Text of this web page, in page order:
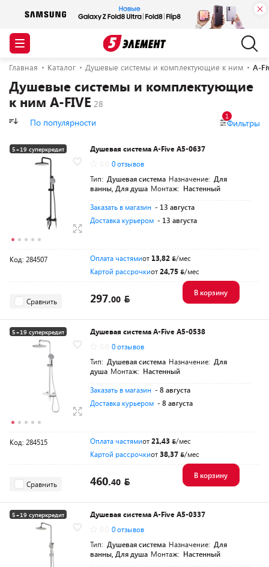
Главная Каталог Душевые системы и комплектующие к ним A-
Душевые системы и комплектующие
к ним A-FIVE
По популярности Фильтры
1
5+19 суперкредит
Разумная цена
Душевая система A-Five A5-0637
0 отзывов
Тип: Душевая система Назначение: Для
ванны, Для душа Монтаж: Настенный
Заказать в магазин - 13 августа
Доставка курьером - 13 августа
Код: 284507 Оплата частямиот 13,82
/мес
Картой рассрочкиот24,75 /мес
Сравнить 297.00
В корзину
5+19 суперкредит
Разумная цена
Душевая система A-Five A5-0538
0 отзывов
Тип: Душевая система Назначение: Для
душа Монтаж: Настенный
Заказать в магазин - 8 августа
Доставка курьером - 8 августа
Код: 284515 Оплата частямиот21,43
/мес
Картой рассрочкиот38,37 /мес
Сравнить 460.40
В корзину
5+19 суперкредит
Разумная цена
Душевая система A-Five A5-0337
0 отзывов
Тип: Душевая система Назначение: Для
ванны, Для душа Монтаж: Настенный